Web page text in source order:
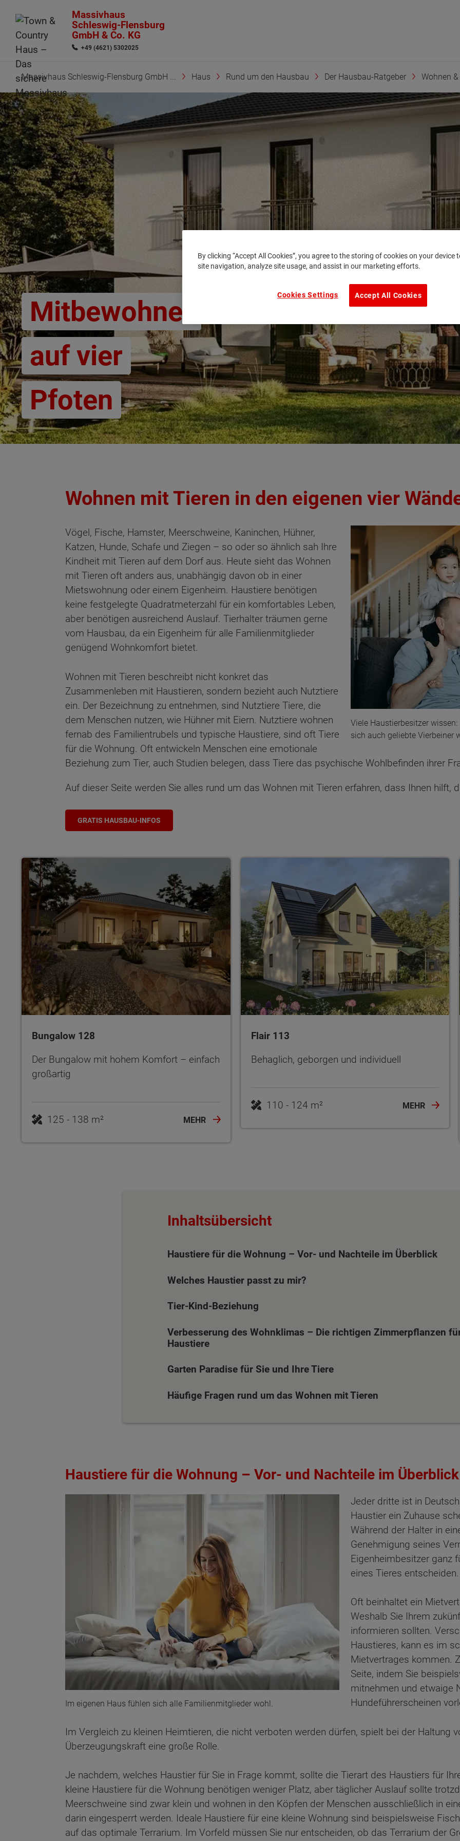
Massivhaus
Schleswig-Flensburg
GmbH & Co. KG
+49 (4621) 5302025
Massivhaus Schleswig-Flensburg GmbH ... Haus Rund um den Hausbau Der Hausbau-Ratgeber Wohnen
Mitbewohner
auf vier
Pfoten
Wohnen mit Tieren in den eigenen vier
Viele Haustierbesitzer
sich auch geliebte Vierbeiner
Vögel, Fische, Hamster, Meerschweine, Kaninchen, Hühner,
Katzen, Hunde, Schafe und Ziegen – so oder so ähnlich sah Ihre
Kindheit mit Tieren auf dem Dorf aus. Heute sieht das Wohnen
mit Tieren oft anders aus, unabhängig davon ob in einer
Mietswohnung oder einem Eigenheim. Haustiere benötigen
keine festgelegte Quadratmeterzahl für ein komfortables Leben,
aber benötigen ausreichend Auslauf. Tierhalter träumen gerne
vom Hausbau, da ein Eigenheim für alle Familienmitglieder
genügend Wohnkomfort bietet.
Wohnen mit Tieren beschreibt nicht konkret das
Zusammenleben mit Haustieren, sondern bezieht auch Nutztiere
ein. Der Bezeichnung zu entnehmen, sind Nutztiere Tiere, die
dem Menschen nutzen, wie Hühner mit Eiern. Nutztiere wohnen
fernab des Familientrubels und typische Haustiere, sind oft Tiere
für die Wohnung. Oft entwickeln Menschen eine emotionale
Beziehung zum Tier, auch Studien belegen, dass Tiere das psychische Wohlbefinden ihrer
Auf dieser Seite werden Sie alles rund um das Wohnen mit Tieren erfahren, dass Ihnen hilft,
GRATIS HAUSBAU-INFOS
Bungalow 128
Der Bungalow mit hohem Komfort – einfach
großartig
125 - 138 m² MEHR
Flair 113
Behaglich, geborgen und individuell
110 - 124 m² MEHR
Inhaltsübersicht
Haustiere für die Wohnung – Vor- und Nachteile im Überblick
Welches Haustier passt zu mir?
Tier-Kind-Beziehung
Verbesserung des Wohnklimas – Die richtigen Zimmerpflanzen
Haustiere
Garten Paradise für Sie und Ihre Tiere
Häufige Fragen rund um das Wohnen mit Tieren
Haustiere für die Wohnung – Vor- und Nachteile im Überblick
Im eigenen Haus fühlen sich alle Familienmitglieder wohl.
Jeder dritte ist in
Haustier ein Zuhause
Während der Halter in
Genehmigung seines
Eigenheimbesitzer ganz
eines Tieres entscheiden.
Oft beinhaltet ein
Weshalb Sie Ihrem
informieren sollten.
Haustieres, kann es im
Mietvertrages kommen.
Seite, indem Sie
mitnehmen und etwaige
Hundeführerscheinen
Im Vergleich zu kleinen Heimtieren, die nicht verboten werden dürfen, spielt bei der Haltung
Überzeugungskraft eine große Rolle.
Je nachdem, welches Haustier für Sie in Frage kommt, sollte die Tierart des Haustiers für
kleine Haustiere für die Wohnung benötigen weniger Platz, aber täglicher Auslauf sollte
Meerschweine sind zwar klein und wohnen in den Köpfen der Menschen ausschließlich in
darin eingesperrt werden. Ideale Haustiere für eine kleine Wohnung sind beispielsweise
auf das optimale Terrarium. Im Vorfeld müssen Sie nur entscheiden, ob das Terrarium der
Wonach möchten Sie suchen?
By clicking “Accept All Cookies”, you agree to the storing of cookies on your device
site navigation, analyze site usage, and assist in our marketing efforts.
Accept All Cookies
Cookies Settings